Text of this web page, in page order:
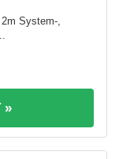
System-,
»